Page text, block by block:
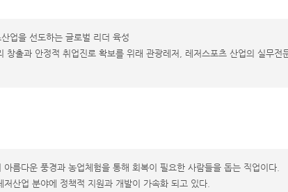
업을 선도하는 글로벌 리더 육성
창출과 안정적 취업진로 확보를 위래 관광레저, 레저스포츠 산업의 실무전
름다운 풍경과 농업체험을 통해 회복이 필요한 사람들을 돕는 직업이다.
산업 분야에 정책적 지원과 개발이 가속화 되고 있다.